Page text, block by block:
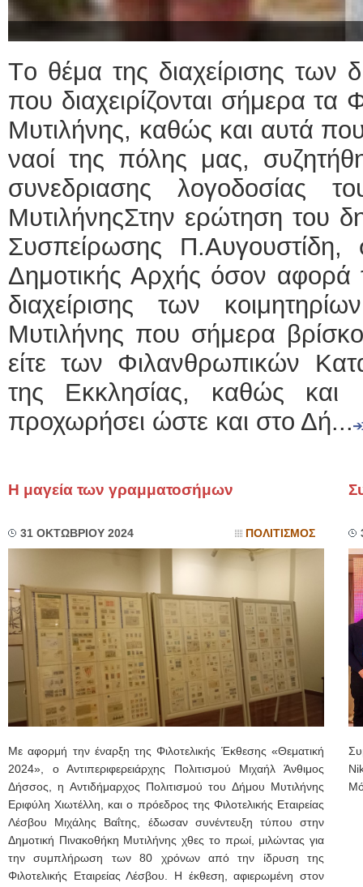
Tο θέμα της διαχείρισης των
που διαχειρίζονται σήμερα
Μυτιλήνης, καθώς και αυτά που
ναοί της πόλης μας,
συνεδριασης λογοδοσίας
ΜυτιλήνηςΣτην ερώτηση του
Συσπείρωσης
Δημοτικής Αρχής όσον αφορά
διαχείρισης των
Μυτιλήνης που σήμερα
είτε των Φιλανθρωπικών
της Εκκλησίας, καθώς
προχωρήσει ώστε και στο Δή...
Η μαγεία των γραμματοσήμων
31 ΟΚΤΩΒΡΙΟΥ 2024 ΠΟΛΙΤΙΣΜΟΣ
Με αφορμή την έναρξη της Φιλοτελικής Έκθεσης «Θεματική
2024», ο Αντιπεριφερειάρχης Πολιτισμού Μιχαήλ Άνθιμος
Δήσσος, η Αντιδήμαρχος Πολιτισμού του Δήμου Μυτιλήνης
Εριφύλη Χιωτέλλη, και ο πρόεδρος της Φιλοτελικής Εταιρείας
Λέσβου Μιχάλης Βαΐτης, έδωσαν συνέντευξη τύπου στην
Δημοτική Πινακοθήκη Μυτιλήνης χθες το πρωί, μιλώντας για
την συμπλήρωση των 80 χρόνων από την ίδρυση της
Φιλοτελικής Εταιρείας Λέσβου. Η έκθεση, αφιερωμένη στον